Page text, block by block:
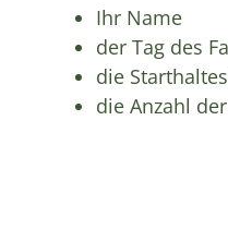
Ihr Name
der Tag des
die
die Anzahl